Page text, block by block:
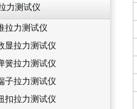
力测试仪
拉力测试仪
显拉力测试仪
簧拉力测试仪
子拉力测试仪
扣拉力测试仪